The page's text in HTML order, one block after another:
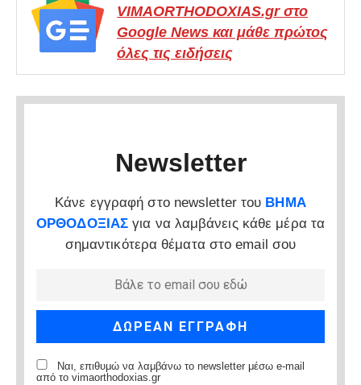
VIMAORTHODOXIAS.gr στο
Google News και μάθε πρώτος
όλες τις ειδήσεις
Newsletter
Κάνε εγγραφή στο newsletter του ΒΗΜΑ
ΟΡΘΟΔΟΞΙΑΣ για να λαμβάνεις κάθε μέρα τα
σημαντικότερα θέματα στο email σου
Ναι, επιθυμώ να λαμβάνω το newsletter μέσω e-mail
από το vimaorthodoxias.gr